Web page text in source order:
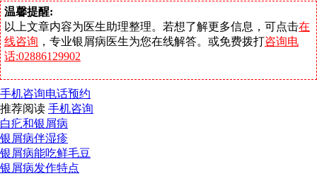
温馨提醒:
以上文章内容为医生助理整理。若想了解更多信息，可点击在
线咨询 ，专业银屑病医生为您在线解答。或免费拨打咨询电
话:02886129902
手机咨询电话预约
推荐阅读 手机咨询
白疕和银屑病
银屑病伴湿疹
银屑病能吃鲜毛豆
银屑病发作特点